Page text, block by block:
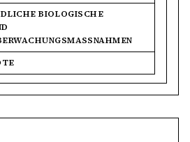
BIOLOGISCHE